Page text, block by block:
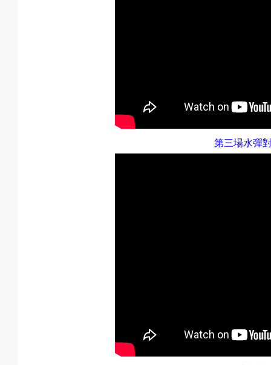
第三場水彈